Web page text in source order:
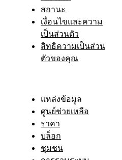
สถานะ
เงื่อนไขและความ
เป็นส่วนตัว
สิทธิความเป็นส่วน
ตัวของคุณ
แหล่งข้อมูล
ศูนย์ช่วยเหลือ
ราคา
บล็อก
ชุมชน